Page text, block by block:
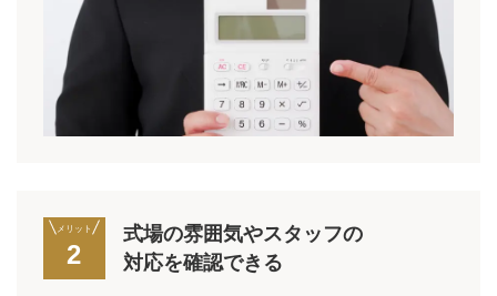
メリット
2
式場の雰囲気やスタッフの
対応を確認できる